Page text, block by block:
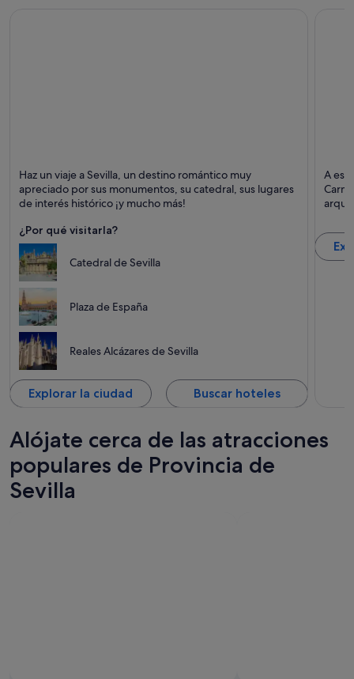
Puntos fuertes: Catedrales, Patrimonio histórico y
Cafeterías
Haz un viaje a Sevilla, un destino romántico muy
apreciado por sus monumentos, su catedral, sus lugares
de interés histórico ¡y mucho más!
¿Por qué visitarla?
Catedral de Sevilla
Plaza de España
Reales Alcázares de Sevilla
Explorar la ciudad Buscar hoteles
A
Alójate cerca de las atracciones
populares de Provincia de
Sevilla